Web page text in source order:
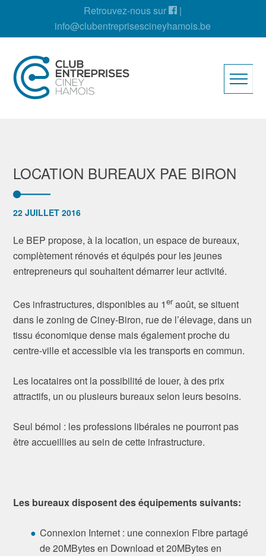
Retrouvez-nous sur
|
info@clubentreprisescineyhamois.be
LOCATION BUREAUX PAE BIRON
22 JUILLET 2016
Le BEP propose, à la location, un espace de bureaux,
complètement rénovés et équipés pour les jeunes
entrepreneurs qui souhaitent démarrer leur activité.
Ces infrastructures, disponibles au 1eraoût, se situent
dans le zoning de Ciney-Biron, rue de l’élevage, dans un
tissu économique dense mais également proche du
centre-ville et accessible via les transports en commun.
Les locataires ont la possibilité de louer, à des prix
attractifs, un ou plusieurs bureaux selon leurs besoins.
Seul bémol : les professions libérales ne pourront pas
être accueillies au sein de cette infrastructure.
Les bureaux disposent des équipements suivants:
Connexion Internet : une connexion Fibre partagé
de 20MBytes en Download et 20MBytes en